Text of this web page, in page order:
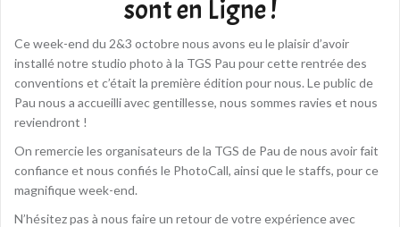
sont en Ligne !
Ce week-end du 2&3 octobre nous avons eu le plaisir d’avoir
installé notre studio photo à la TGS Pau pour cette rentrée des
conventions et c’était la première édition pour nous. Le public de
Pau nous a accueilli avec gentillesse, nous sommes ravies et nous
reviendront !
On remercie les organisateurs de la TGS de Pau de nous avoir fait
confiance et nous confiés le PhotoCall, ainsi que le staffs, pour ce
magnifique week-end.
N’hésitez pas à nous faire un retour de votre expérience avec